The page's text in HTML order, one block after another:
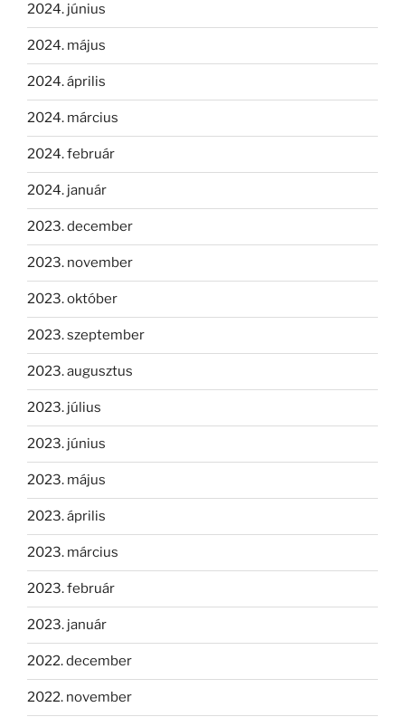
2024. június
2024. május
2024. április
2024. március
2024. február
2024. január
2023. december
2023. november
2023. október
2023. szeptember
2023. augusztus
2023. július
2023. június
2023. május
2023. április
2023. március
2023. február
2023. január
2022. december
2022. november